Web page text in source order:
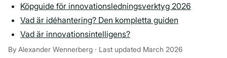
Köpguide för innovationsledningsverktyg 2026
Vad är idéhantering? Den kompletta guiden
Vad är innovationsintelligens?
By Alexander Wennerberg · Last updated March 2026